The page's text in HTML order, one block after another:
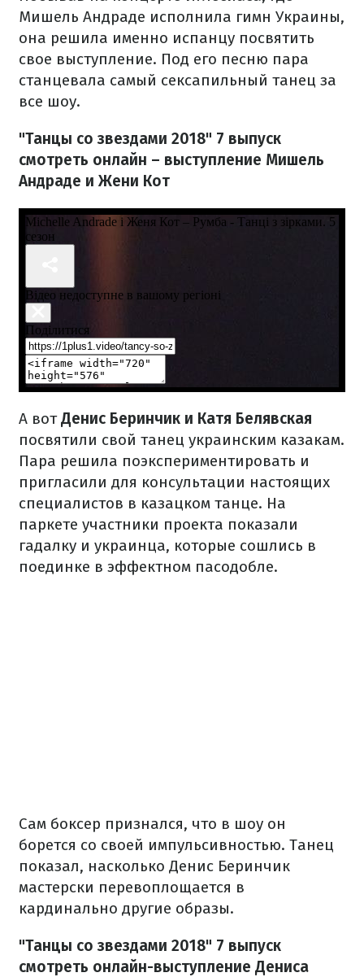
Мишель Андраде исполнила гимн Украины,
она решила именно испанцу посвятить
свое выступление. Под его песню пара
станцевала самый сексапильный танец за
все шоу.
"Танцы со звездами 2018" 7 выпуск
смотреть онлайн – выступление Мишель
Андраде и Жени Кот
А вотДенис Беринчик и Катя Белявская
посвятили свой танец украинским казакам.
Пара решила поэкспериментировать и
пригласили для консультации настоящих
специалистов в казацком танце. На
паркете участники проекта показали
гадалку и украинца, которые сошлись в
поединке в эффектном пасодобле.
Сам боксер признался, что в шоу он
борется со своей импульсивностью. Танец
показал, насколько Денис Беринчик
мастерски перевоплощается в
кардинально другие образы.
"Танцы со звездами 2018" 7 выпуск
смотреть онлайн-выступление Дениса